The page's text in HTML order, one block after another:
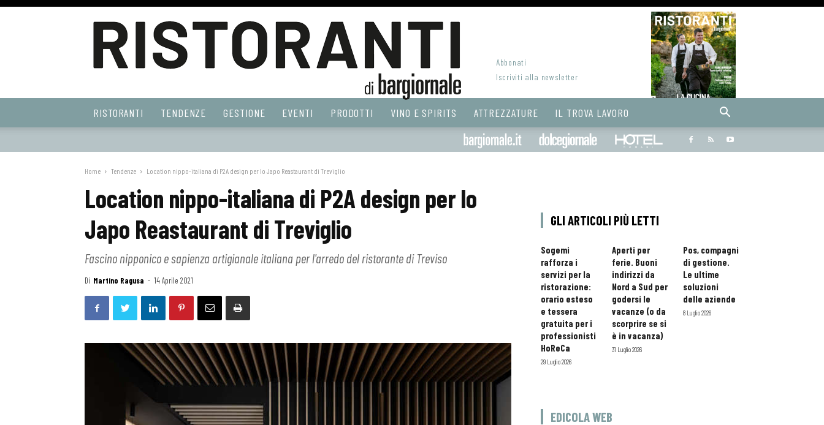
Web
Abbonati
Iscriviti alla newsletter
RISTORANTI TENDENZE GESTIONE EVENTI PRODOTTI VINO E SPIRITS ATTREZZATURE IL TROVA LAVORO
Bargiornale dolcegiornale
Home Tendenze Location nippo-italiana di P2A design per lo Japo Reastaurant di Treviglio
Location nippo-italiana di P2A design per lo
Japo Reastaurant di Treviglio
Fascino nipponico e sapienza artigianale italiana per l'arredo del ristorante di Treviso
Di Martino Ragusa - 14 Aprile 2021
GLI ARTICOLI PIÙ LETTI
Sogemi
rafforza i
servizi per la
ristorazione:
orario esteso
e tessera
gratuita per i
professionisti
HoReCa
29 Luglio 2026
Aperti per
ferie. Buoni
indirizzi da
Nord a Sud per
godersi le
vacanze (o da
scorprire se si
è in vacanza)
31 Luglio 2026
Pos, compagni
di gestione.
Le ultime
soluzioni
delle aziende
8 Luglio 2026
EDICOLA WEB